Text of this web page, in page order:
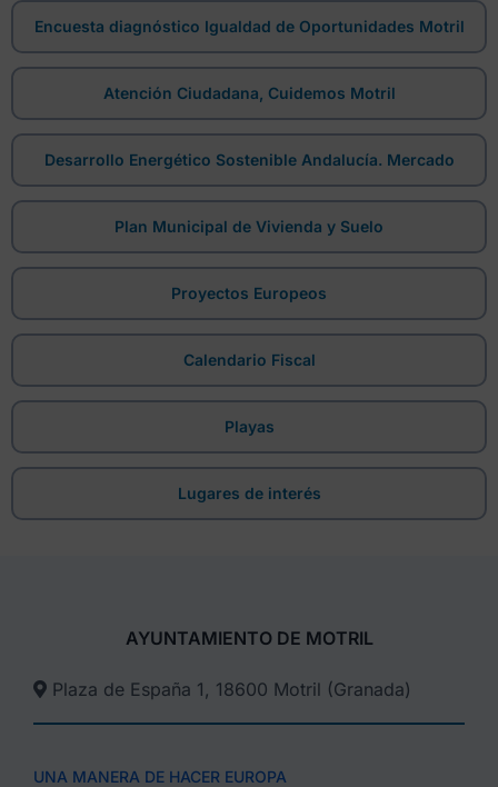
Encuesta diagnóstico Igualdad de Oportunidades Motril
Atención Ciudadana, Cuidemos Motril
Desarrollo Energético Sostenible Andalucía. Mercado
Plan Municipal de Vivienda y Suelo
Proyectos Europeos
Calendario Fiscal
Playas
Lugares de interés
AYUNTAMIENTO DE MOTRIL
Plaza de España 1, 18600 Motril (Granada)​
UNA MANERA DE HACER EUROPA